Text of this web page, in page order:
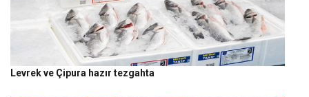
Levrek ve Çipura hazır tezgahta